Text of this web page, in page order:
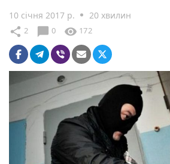
10 січня 2017 р. 20 хвилин
share 2 chat_bubble 0 visibility 172